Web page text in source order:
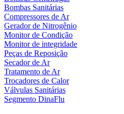
Bombas Sanitárias
Compressores de Ar
Gerador de Nitrogênio
Monitor de Condição
Monitor de integridade
Peças de Reposição
Secador de Ar
Tratamento de Ar
Trocadores de Calor
Válvulas Sanitárias
Segmento DinaFlu